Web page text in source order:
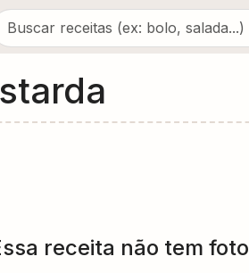
receita não tem foto